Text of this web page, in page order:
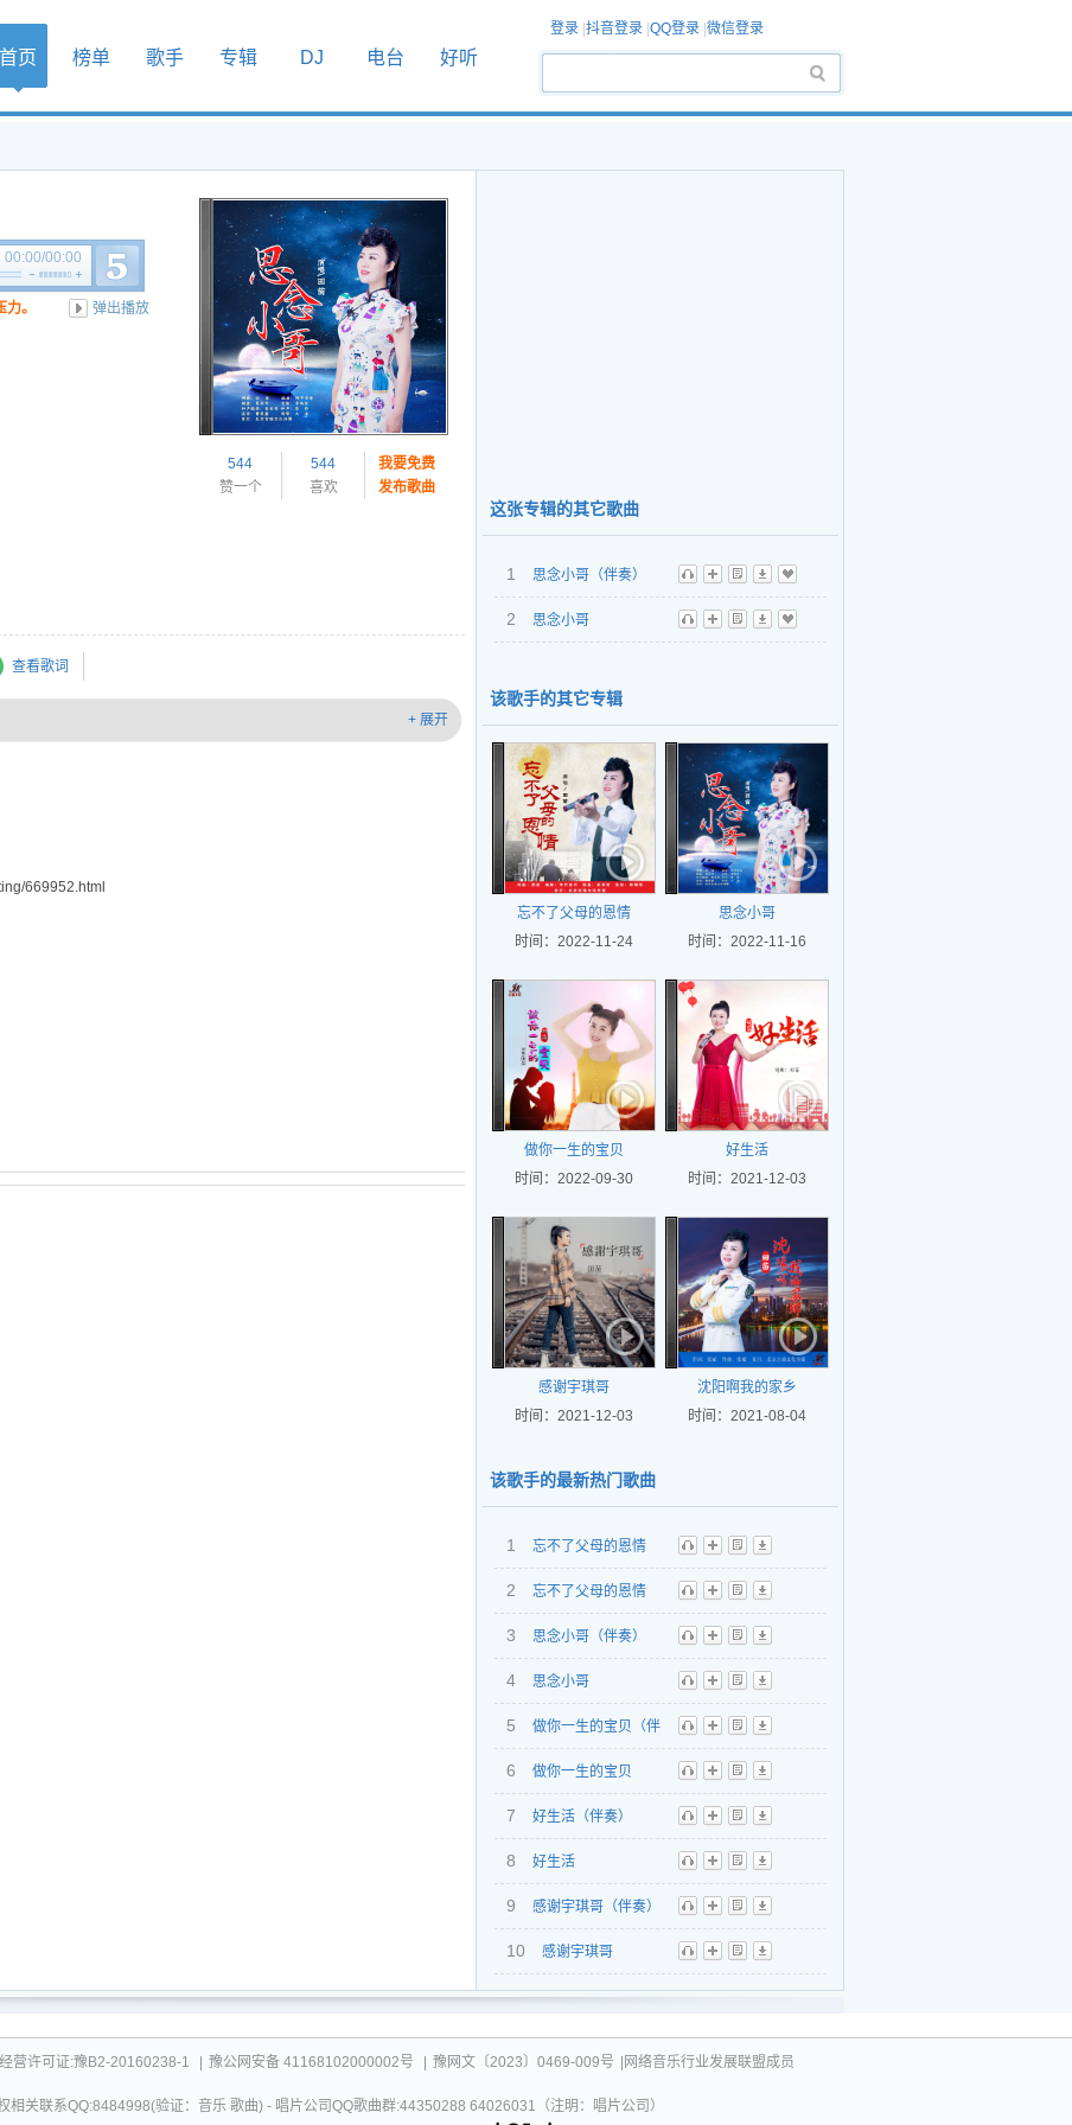
首页 榜单 歌手 专辑 DJ 电台 好听
登录 抖音登录 QQ登录 微信登录
00:00/00:00
。 弹出播放
544
赞一个
544
喜欢
我要免费
发布歌曲
查看歌词
+ 展开
669952.html
这张专辑的其它歌曲
1
思念小哥（伴奏）
听
播 歌 下 收
2
思念小哥
听
播 歌 下 收
该歌手的其它专辑
忘不了父母的恩情
时间：2022-11-24
思念小哥
时间：2022-11-16
做你一生的宝贝
时间：2022-09-30
好生活
时间：2021-12-03
感谢宇琪哥
时间：2021-12-03
沈阳啊我的家乡
时间：2021-08-04
该歌手的最新热门歌曲
1 忘不了父母的恩情
（伴奏）
听 播 歌 下
2
忘不了父母的恩情
听
播 歌 下
3
思念小哥（伴奏）
听
播 歌 下
4
思念小哥
听
播 歌 下
5 做你一生的宝贝（伴
奏）
听 播 歌 下
6
做你一生的宝贝
听
播 歌 下
7
好生活（伴奏）
听
播 歌 下
8
好生活
听
播 歌 下
9
感谢宇琪哥（伴奏）
听
播 歌 下
10
感谢宇琪哥
听
播 歌 下
营许可证:豫B2-20160238-1 豫公网安备 41168102000002号 豫网文〔2023〕0469-009号 |网络音乐行业发展联盟成员
相关联系QQ:8484998(验证：音乐 歌曲) - 唱片公司QQ歌曲群:44350288 64026031（注明：唱片公司）